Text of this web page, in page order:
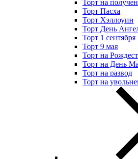
Торт на
Торт Пасха
Торт Хэллоуин
Торт День
Торт 1 сентября
Торт 9 мая
Торт на
Торт на День
Торт на развод
Торт на